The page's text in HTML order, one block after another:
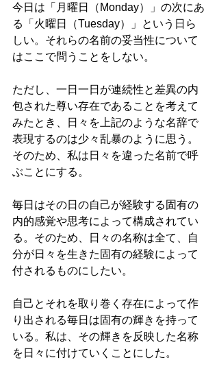
今日は「月曜日（Monday）」の次にあ
る「火曜日（Tuesday）」という日ら
しい。それらの名前の妥当性について
はここで問うことをしない。
ただし、一日一日が連続性と差異の内
包された尊い存在であることを考えて
みたとき、日々を上記のような名辞で
表現するのは少々乱暴のように思う。
そのため、私は日々を違った名前で呼
ぶことにする。
毎日はその日の自己が経験する固有の
内的感覚や思考によって構成されてい
る。そのため、日々の名称は全て、自
分が日々を生きた固有の経験によって
付されるものにしたい。
自己とそれを取り巻く存在によって作
り出される毎日は固有の輝きを持って
いる。私は、その輝きを反映した名称
を日々に付けていくことにした。